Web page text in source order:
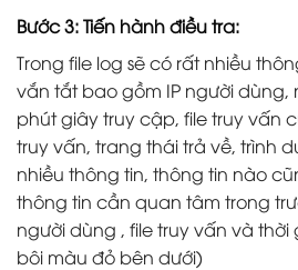
Bước 3: Tiến hành điều tra:
Trong file log sẽ có rất nhiều
vắn tắt bao gồm IP người
phút giây truy cập, file truy vấn
truy vấn, trang thái trả về, trình
nhiều thông tin, thông tin nào
thông tin cần quan tâm trong
người dùng , file truy vấn và thời
bôi màu đỏ bên dưới)